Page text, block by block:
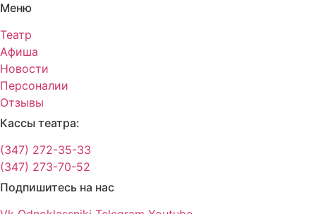
Меню
Театр
Афиша
Новости
Персоналии
Отзывы
Кассы театра:
(347) 272-35-33
(347) 273-70-52
Подпишитесь на нас